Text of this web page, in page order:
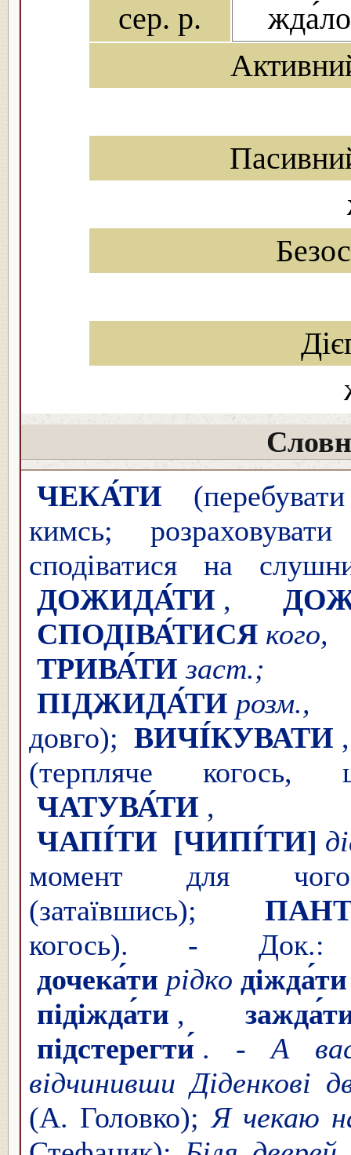
сер. р.
жда́ло
ЧЕКА́ТИ
кимсь;
сподіватися на
ДОЖИДА́ТИ ,
СПОДІВА́ТИСЯ
ТРИВА́ТИ
ПІДЖИДА́ТИ розм.,
довго); ВИЧІ́КУВАТИ
(терпляче когось,
ЧАТУВА́ТИ
ЧАПІ́ТИ [ЧИПІ́ТИ]
момент для
(затаївшись);
когось). -
дочека́ти рідко діжда́ти
підіжда́ти ,
підстерегти́ . -А
відчинивши Діденкові
(А. Головко);Я чекаю